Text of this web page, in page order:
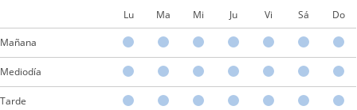
Lu Ma Mi Ju Vi Sá Do
Mañana
Mediodía
Tarde